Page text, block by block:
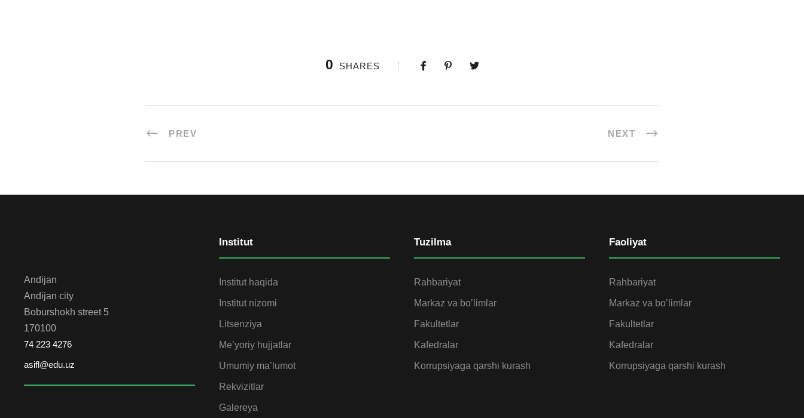
0 SHARES
PREV NEXT
Andijan
Andijan city
Boburshokh street 5
170100
74 223 4276
asifl@edu.uz
Institut
Institut haqida
Institut nizomi
Litsenziya
Me’yoriy hujjatlar
Umumiy ma’lumot
Rekvizitlar
Galereya
Tuzilma
Rahbariyat
Markaz va bo’limlar
Fakultetlar
Kafedralar
Korrupsiyaga qarshi kurash
Faoliyat
Rahbariyat
Markaz va bo’limlar
Fakultetlar
Kafedralar
Korrupsiyaga qarshi kurash